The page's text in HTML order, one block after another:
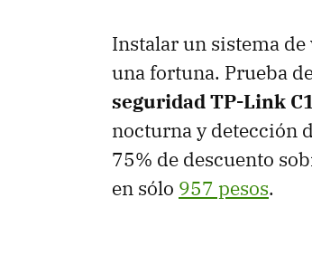
Instalar un sistema
una fortuna. Prueba
seguridad TP-Link
nocturna y detección
75% de descuento
en sólo 957 pesos.